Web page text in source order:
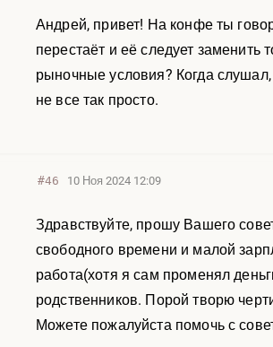
Андрей, привет! На конфе ты
перестаёт и её следует
рыночные условия? Когда
не все так просто.
#46 10 Ноя 2024 12:09
Здравствуйте, прошу Вашего
свободного времени и малой
работа(хотя я сам променял
родственников. Порой творю
Можете пожалуйста помочь с